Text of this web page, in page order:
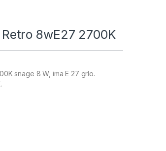
8wE27 2700K
snage 8 W, ima E 27 grlo.